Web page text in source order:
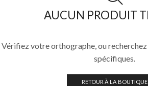
AUCUN PRODUIT
Vérifiez votre orthographe, ou
spécifiques.
RETOUR À LA BOUTIQUE